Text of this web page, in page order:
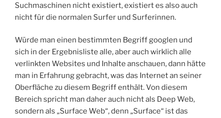
Suchmaschinen nicht existiert, existiert es also auch
nicht für die normalen Surfer und Surferinnen.
Würde man einen bestimmten Begriff googlen und
sich in der Ergebnisliste alle, aber auch wirklich alle
verlinkten Websites und Inhalte anschauen, dann hätte
man in Erfahrung gebracht, was das Internet an seiner
Oberfläche zu diesem Begriff enthält. Von diesem
Bereich spricht man daher auch nicht als Deep Web,
sondern als „Surface Web“, denn „Surface“ ist das